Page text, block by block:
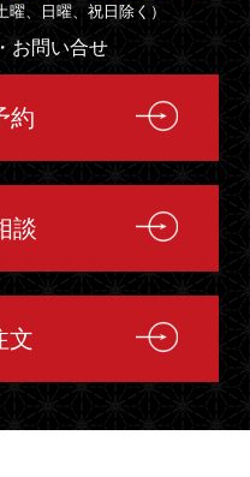
曜、日曜、祝日除く）
お問い合せ
約
談
文